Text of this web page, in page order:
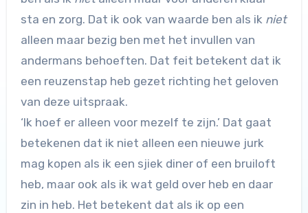
sta en zorg. Dat ik ook van waarde ben als ik niet
alleen maar bezig ben met het invullen van
andermans behoeften. Dat feit betekent dat ik
een reuzenstap heb gezet richting het geloven
van deze uitspraak.
‘Ik hoef er alleen voor mezelf te zijn.’ Dat gaat
betekenen dat ik niet alleen een nieuwe jurk
mag kopen als ik een sjiek diner of een bruiloft
heb, maar ook als ik wat geld over heb en daar
zin in heb. Het betekent dat als ik op een